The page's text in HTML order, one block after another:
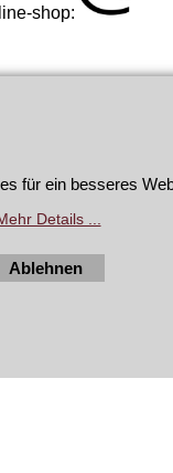
Software.
für ein besseres
Details ...
Ablehnen